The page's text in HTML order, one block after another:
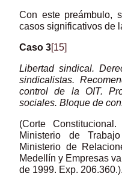
Con este preámbulo,
casos significativos de
Caso 3[15]
Libertad sindical.
sindicalistas.
control de la OIT.
sociales. Bloque de
(Corte
Ministerio de
Ministerio de
Medellín y Empresas
de 1999. Exp. 206.360.).